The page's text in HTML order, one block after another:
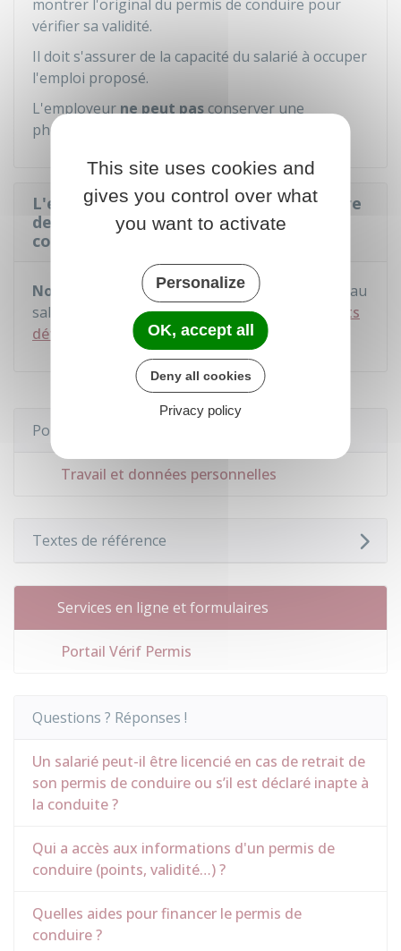
montrer l'original du permis de conduire pour
vérifier sa validité.
Il doit s'assurer de la capacité du salarié à occuper
l'emploi proposé.
L'employeur ne peut pasconserver une
photocopie du permis de conduire.
L'employeur peut-il demander le nombre
de points détenus sur le permis de
conduire ?
Non
. L'employeur n'a pas le droit de demander au
salarié des informations sur lenombre de points
détenus sur le permis de conduire
Pour en savoir plus
Travail et données personnelles
Textes de référence
Services en ligne et formulaires
Portail Vérif Permis
Questions ? Réponses !
Un salarié peut-il être licencié en cas de retrait de
son permis de conduire ou s’il est déclaré inapte à
la conduite ?
Qui a accès aux informations d'un permis de
conduire (points, validité…) ?
Quelles aides pour financer le permis de
conduire ?
This site uses cookies and
gives you control over what
you want to activate
Personalize
OK, accept all
Deny all cookies
Privacy policy